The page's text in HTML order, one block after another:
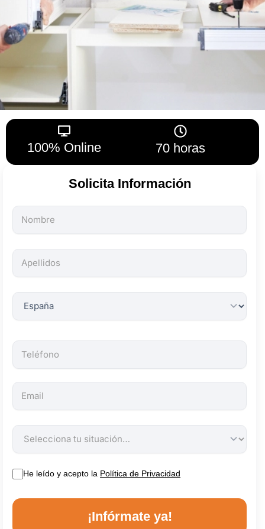
100% Online 70 horas
Solicita Información
Todos
los
son
obligatorios.
He leído y acepto la Política de Privacidad
¡Infórmate ya!